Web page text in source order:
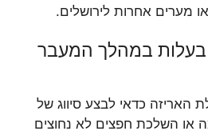
מערים אחרות לירושלים.
בעלות במהלך המעבר
האריזה כדאי לבצע סיווג של
או השלכת חפצים לא נחוצים